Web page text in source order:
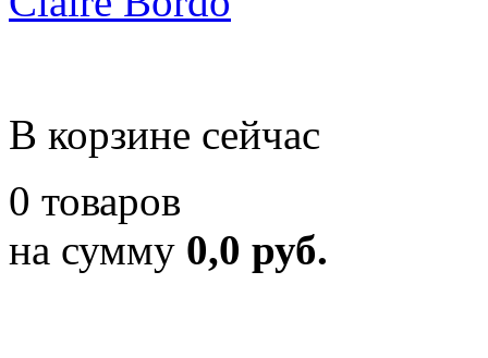
В корзине сейчас
0 товаров
на сумму 0,0 руб.